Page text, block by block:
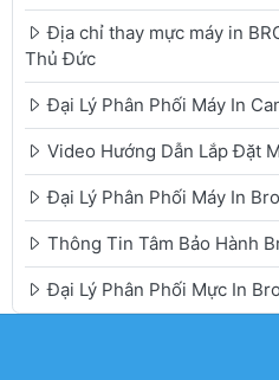
Địa chỉ thay mực máy in
Thủ Đức
Đại Lý Phân Phối Máy In
Video Hướng Dẫn Lắp Đặt
Đại Lý Phân Phối Máy In
Thông Tin Tâm Bảo Hành
Đại Lý Phân Phối Mực In